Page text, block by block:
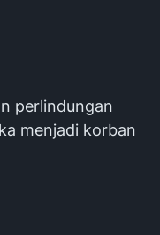
perlindungan
menjadi korban